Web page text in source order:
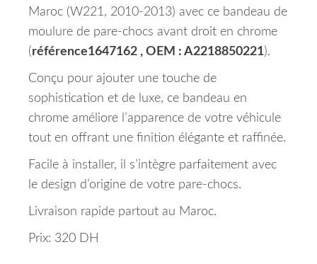
Maroc (W221, 2010-2013) avec ce bandeau de
moulure de pare-chocs avant droit en chrome
(référence1647162 , OEM : A2218850221).
Conçu pour ajouter une touche de
sophistication et de luxe, ce bandeau en
chrome améliore l’apparence de votre véhicule
tout en offrant une finition élégante et raffinée.
Facile à installer, il s’intègre parfaitement avec
le design d’origine de votre pare-chocs.
Livraison rapide partout au Maroc.
Prix: 320 DH